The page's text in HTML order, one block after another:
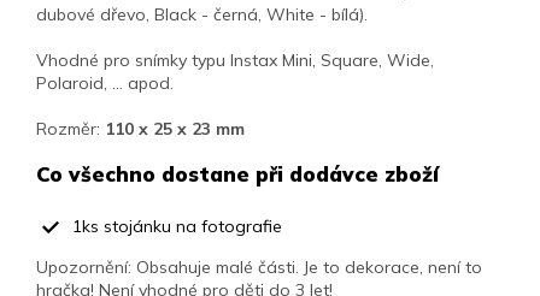
dubové dřevo, Black - černá, White - bílá).
Vhodné pro snímky typu Instax Mini, Square, Wide,
Polaroid, ... apod.
Rozměr: 110 x 25 x 23 mm
Co všechno dostane při dodávce zboží
1ks stojánku na fotografie
Upozornění: Obsahuje malé části. Je to dekorace, není to
hračka! Není vhodné pro děti do 3 let!